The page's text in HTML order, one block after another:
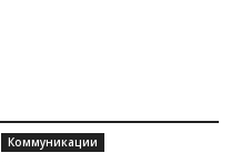
Коммуникации